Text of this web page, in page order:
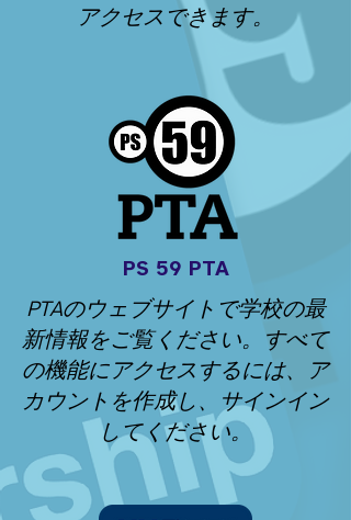
アクセスできます。
PS 59 PTA
PTAのウェブサイトで学校の最
新情報をご覧ください。すべて
の機能にアクセスするには、ア
カウントを作成し、サインイン
してください。